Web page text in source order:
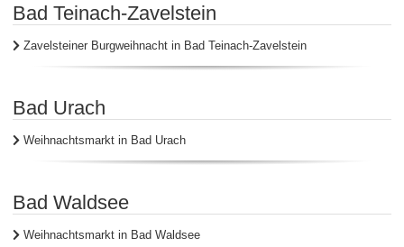
Bad Teinach-Zavelstein
Zavelsteiner Burgweihnacht in Bad Teinach-Zavelstein
Bad Urach
Weihnachtsmarkt in Bad Urach
Bad Waldsee
Weihnachtsmarkt in Bad Waldsee